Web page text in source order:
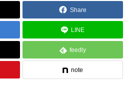
Share
LINE
feedly
note